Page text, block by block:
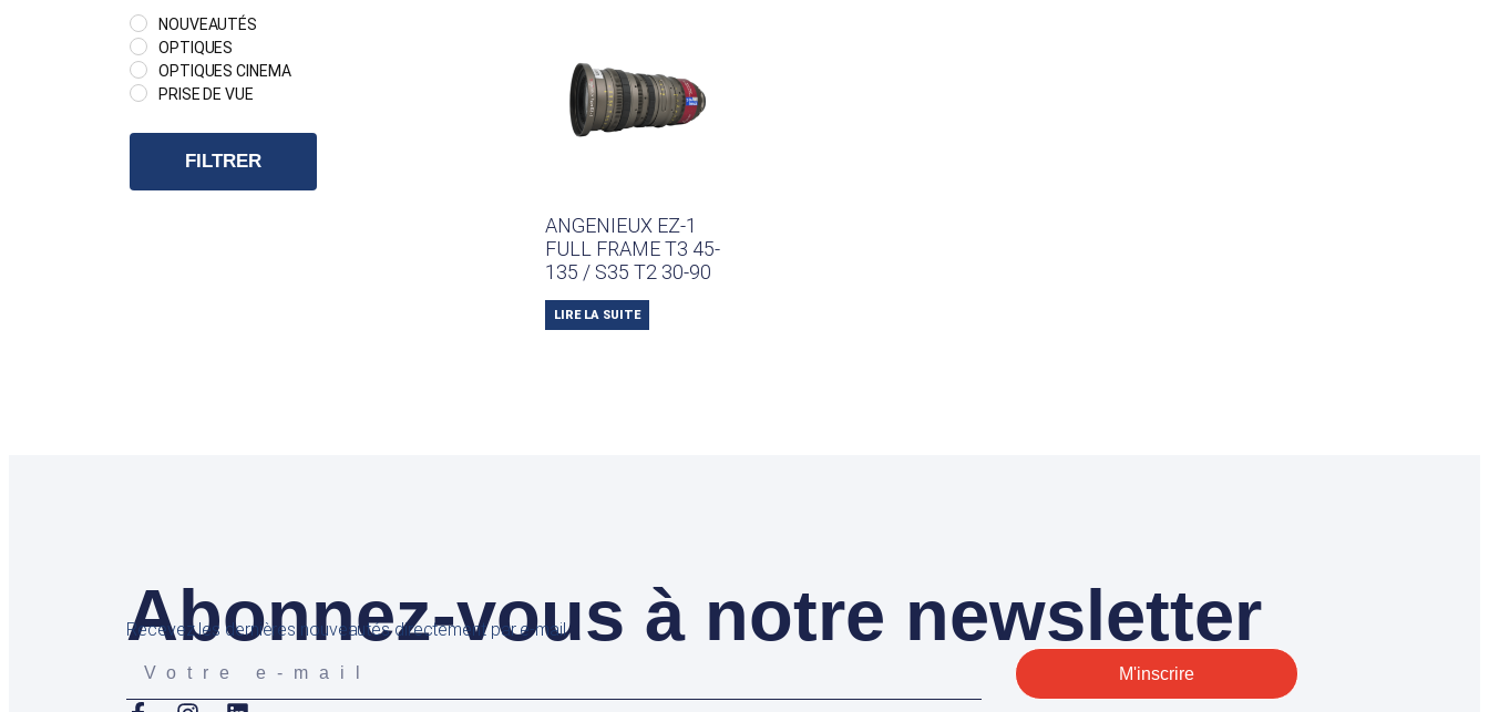
NOUVEAUTÉS
OPTIQUES
OPTIQUES CINEMA
PRISE DE VUE
FILTRER
ANGENIEUX EZ-1
FULL FRAME T3 45-
135 / S35 T2 30-90
LIRE LA SUITE
Abonnez-vous à notre newsletter
Recevez les dernières nouveautés directement par e-mail.
M'inscrire